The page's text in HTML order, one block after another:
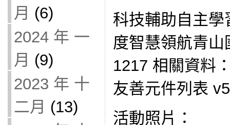
月 (6)
2024 年 一
月 (9)
2023 年 十
二月 (13)
科技輔助自主
度智慧領航青
1217 相關資料
友善元件列表
活動照片：